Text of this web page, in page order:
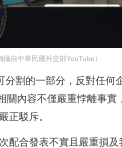
自中華民國外交部YouTube）
割的一部分，反對任何
關內容不僅嚴重悖離事實
正駁斥。
配合發表不實且嚴重損及